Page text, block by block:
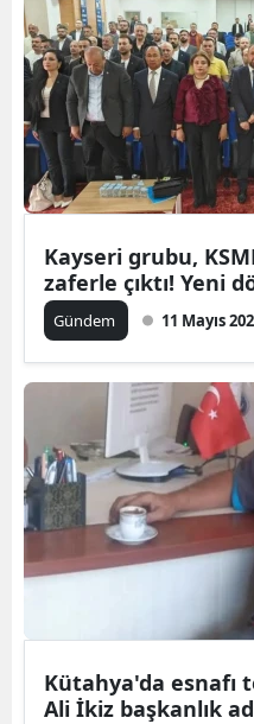
Kayseri grubu,
zaferle çıktı! Yeni
Gündem 11 Mayıs
Kütahya'da esnafı
Ali İkiz başkanlık